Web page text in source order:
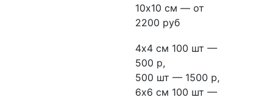
10х10 см — от
2200 руб
4х4 см 100 шт —
500 р,
500 шт — 1500 р,
6х6 см 100 шт —